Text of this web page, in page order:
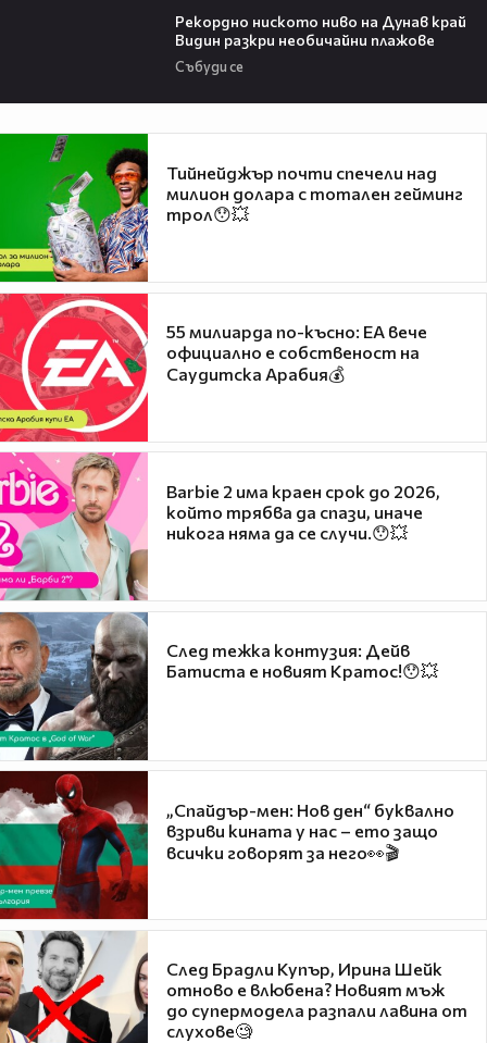
Рекордно ниското ниво на Дунав край
Видин разкри необичайни плажове
Събуди се
Тийнейджър почти спечели над
милион долара с тотален гейминг
трол😯💥
55 милиарда по-късно: EA вече
официално е собственост на
Саудитска Арабия💰
Barbie 2 има краен срок до 2026,
който трябва да спази, иначе
никога няма да се случи.😯💥
След тежка контузия: Дейв
Батиста е новият Кратос!😯💥
„Спайдър-мен: Нов ден“ буквално
взриви кината у нас – ето защо
всички говорят за него👀🎬
След Брадли Купър, Ирина Шейк
отново е влюбена? Новият мъж
до супермодела разпали лавина от
слухове🧐